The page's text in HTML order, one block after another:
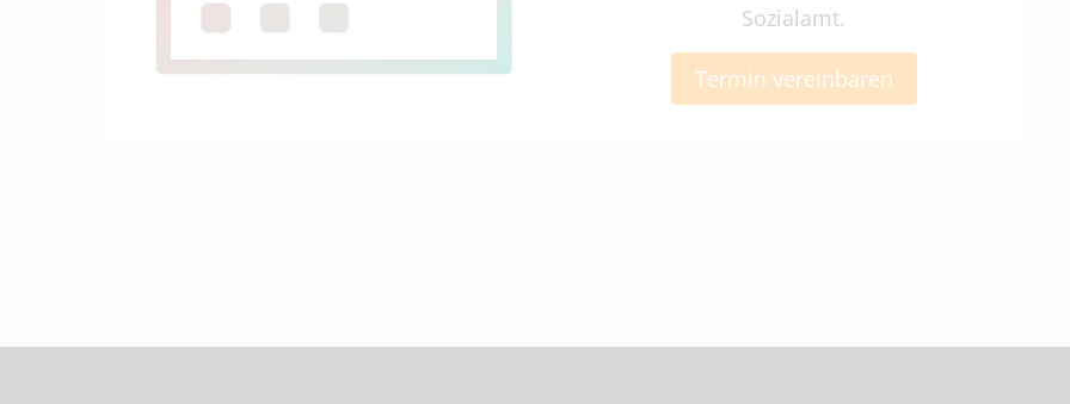
Sozialamt.
Termin vereinbaren